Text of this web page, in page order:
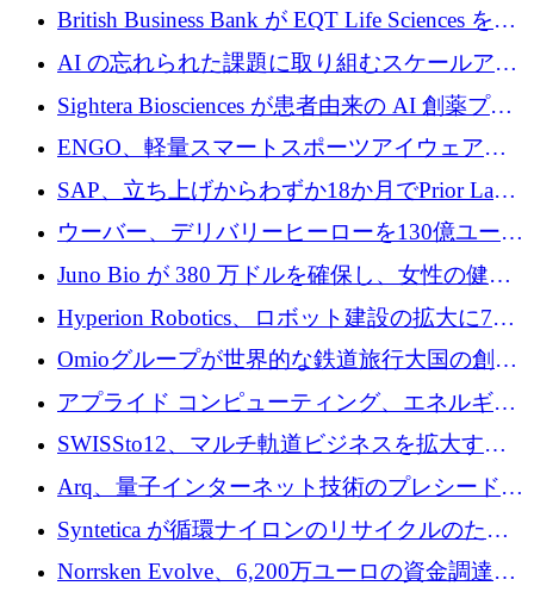
ウーバーはデリバリー・ヒーローを130億ユー
銀行を立ち上げる
British Business Bank が EQT Life Sciences を
2,500 万ユーロのコミットメントで支援
AI の忘れられた課題に取り組むスケールアッ
プを実現: カメラロール
Sightera Biosciences が患者由来の AI 創薬プラ
ットフォームを拡大するために 300 万ユーロ
のプレシードをクローズ
ENGO、軽量スマートスポーツアイウェアの
進歩のために510万ユーロを調達
SAP、立ち上げからわずか18か月でPrior Labs
を10億ユーロ以上の契約で買収
ウーバー、デリバリーヒーローを130億ユーロ
の契約で買収、99か国にまたがるプラットフ
ォームを構築
Juno Bio が 380 万ドルを確保し、女性の健康
専用の初のシーケンスラボを開設
Hyperion Robotics、ロボット建設の拡大に740
万ドルを確保
Omioグループが世界的な鉄道旅行大国の創設
を目指してRail Europeを買収
アプライド コンピューティング、エネルギー
向け基盤 AI の拡張に 2,000 万ドルを調達
SWISSto12、マルチ軌道ビジネスを拡大する
ためにシリーズCで7,000万ドルを調達
Arq、量子インターネット技術のプレシードと
して140万ドルを確保
Syntetica が循環ナイロンのリサイクルのため
にシリーズ A で 3,000 万ドルを調達
Norrsken Evolve、6,200万ユーロの資金調達